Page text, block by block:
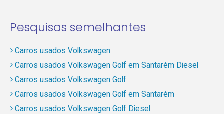
Pesquisas semelhantes
Carros usados Volkswagen
Carros usados Volkswagen Golf em Santarém Diesel
Carros usados Volkswagen Golf
Carros usados Volkswagen Golf em Santarém
Carros usados Volkswagen Golf Diesel